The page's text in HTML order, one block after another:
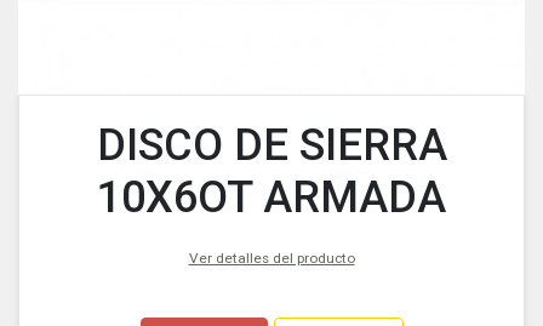
DISCO DE SIERRA
10X6OT ARMADA
Ver detalles del producto